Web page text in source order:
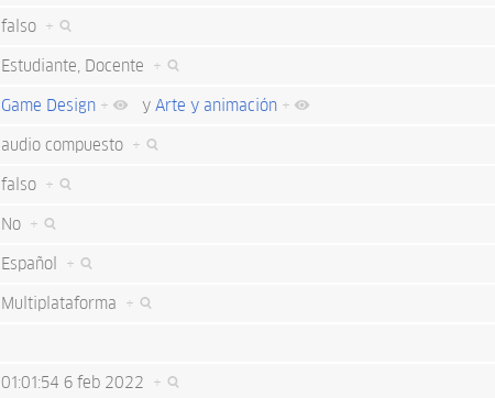
falso +
Estudiante, Docente +
Game Design + yArte y animación +
audio compuesto +
falso +
No +
Español +
Multiplataforma +
01:01:54 6 feb 2022 +